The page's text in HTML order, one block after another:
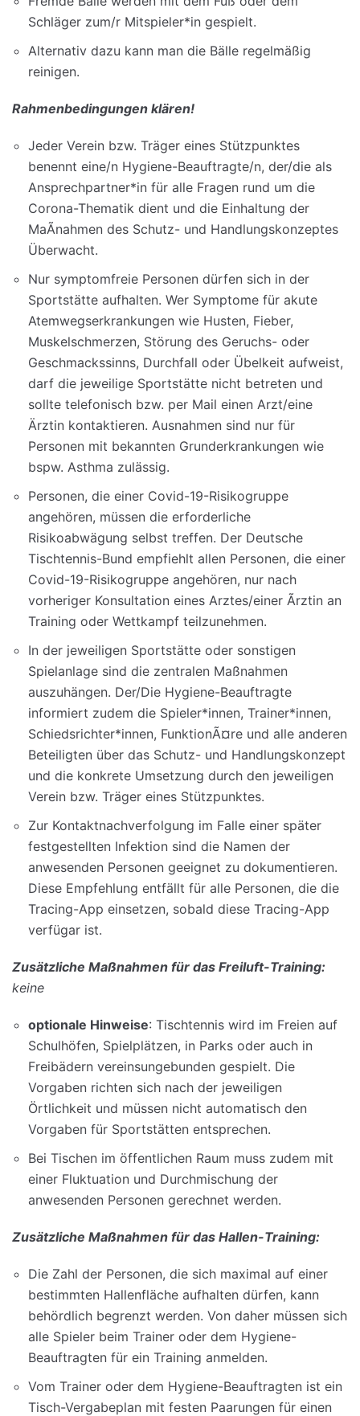
Schläger zum/r Mitspieler*in gespielt.
Alternativ dazu kann man die Bälle regelmäßig
reinigen.
Rahmenbedingungen klären!
Jeder Verein bzw. Träger eines Stützpunktes
benennt eine/n Hygiene-Beauftragte/n, der/die als
Ansprechpartner*in für alle Fragen rund um die
Corona-Thematik dient und die Einhaltung der
MaÃnahmen des Schutz- und Handlungskonzeptes
Überwacht.
Nur symptomfreie Personen dürfen sich in der
Sportstätte aufhalten. Wer Symptome für akute
Atemwegserkrankungen wie Husten, Fieber,
Muskelschmerzen, Störung des Geruchs- oder
Geschmackssinns, Durchfall oder Übelkeit aufweist,
darf die jeweilige Sportstätte nicht betreten und
sollte telefonisch bzw. per Mail einen Arzt/eine
Ärztin kontaktieren. Ausnahmen sind nur für
Personen mit bekannten Grunderkrankungen wie
bspw. Asthma zulässig.
Personen, die einer Covid-19-Risikogruppe
angehören, müssen die erforderliche
Risikoabwägung selbst treffen. Der Deutsche
Tischtennis-Bund empfiehlt allen Personen, die einer
Covid-19-Risikogruppe angehören, nur nach
vorheriger Konsultation eines Arztes/einer Ãrztin an
Training oder Wettkampf teilzunehmen.
In der jeweiligen Sportstätte oder sonstigen
Spielanlage sind die zentralen Maßnahmen
auszuhängen. Der/Die Hygiene-Beauftragte
informiert zudem die Spieler*innen, Trainer*innen,
Schiedsrichter*innen, FunktionÃ¤re und alle anderen
Beteiligten über das Schutz- und Handlungskonzept
und die konkrete Umsetzung durch den jeweiligen
Verein bzw. Träger eines Stützpunktes.
Zur Kontaktnachverfolgung im Falle einer später
festgestellten Infektion sind die Namen der
anwesenden Personen geeignet zu dokumentieren.
Diese Empfehlung entfällt für alle Personen, die die
Tracing-App einsetzen, sobald diese Tracing-App
verfügar ist.
Zusätzliche Maßnahmen für das Freiluft-Training:
keine
optionale Hinweise: Tischtennis wird im Freien auf
Schulhöfen, Spielplätzen, in Parks oder auch in
Freibädern vereinsungebunden gespielt. Die
Vorgaben richten sich nach der jeweiligen
Örtlichkeit und müssen nicht automatisch den
Vorgaben für Sportstätten entsprechen.
Bei Tischen im öffentlichen Raum muss zudem mit
einer Fluktuation und Durchmischung der
anwesenden Personen gerechnet werden.
Zusätzliche Maßnahmen für das Hallen-Training:
Die Zahl der Personen, die sich maximal auf einer
bestimmten Hallenfläche aufhalten dürfen, kann
behördlich begrenzt werden. Von daher müssen sich
alle Spieler beim Trainer oder dem Hygiene-
Beauftragten für ein Training anmelden.
Vom Trainer oder dem Hygiene-Beauftragten ist ein
Tisch-Vergabeplan mit festen Paarungen für einen